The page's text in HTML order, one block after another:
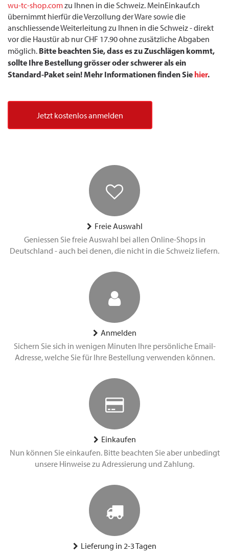
wu-tc-shop.comzu Ihnen in die Schweiz. MeinEinkauf.ch
übernimmt hierfür die Verzollung der Ware sowie die
anschliessende Weiterleitung zu Ihnen in die Schweiz - direkt
vor die Haustür ab nur CHF 17.90 ohne zusätzliche Abgaben
möglich. Bitte beachten Sie, dass es zu Zuschlägen kommt,
sollte Ihre Bestellung grösser oder schwerer als ein
Standard-Paket sein! Mehr Informationen finden Sie hier.
Jetzt kostenlos anmelden
Freie Auswahl
Geniessen Sie freie Auswahl bei allen Online-Shops in
Deutschland - auch bei denen, die nicht in die Schweiz liefern.
Anmelden
Sichern Sie sich in wenigen Minuten Ihre persönliche Email-
Adresse, welche Sie für Ihre Bestellung verwenden können.
Einkaufen
Nun können Sie einkaufen. Bitte beachten Sie aber unbedingt
unsere Hinweise zu Adressierung und Zahlung.
Lieferung in 2-3 Tagen